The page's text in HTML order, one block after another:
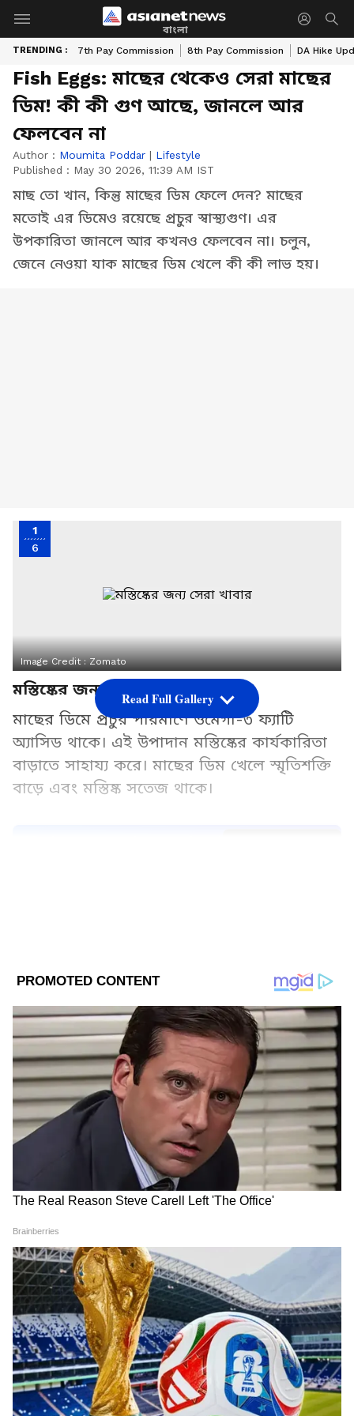
বাংলা
TRENDING : 7th Pay Commission 8th Pay Commission DA Hike
Fish Eggs: মাছের থেকেও সেরা মাছের
ডিম! কী কী গুণ আছে, জানলে আর
ফেলবেন না
Author : Moumita Poddar | Lifestyle
Published : May 30 2026, 11:39 AM IST
মাছ তো খান, কিন্তু মাছের ডিম ফেলে দেন? মাছের
মতোই এর ডিমেও রয়েছে প্রচুর স্বাস্থ্যগুণ। এর
উপকারিতা জানলে আর কখনও ফেলবেন না। চলুন,
জেনে নেওয়া যাক মাছের ডিম খেলে কী কী লাভ হয়।
1
6
Image Credit :Zomato
মস্তিষ্কের জন্য সেরা খাবার
মাছের ডিমে প্রচুর পরিমাণে ওমেগা-৩ ফ্যাটি
অ্যাসিড থাকে। এই উপাদান মস্তিষ্কের কার্যকারিতা
বাড়াতে সাহায্য করে। মাছের ডিম খেলে স্মৃতিশক্তি
বাড়ে এবং মস্তিষ্ক সতেজ থাকে।
চোখের স্বাস্থ্য ভাল রাখে
শরীরে ওমেগা-৩ ফ্যাটি অ্যাসিডের পরিমাণ কমে
গেলে দৃষ্টিশক্তির সমস্যা হতে পারে। নিয়মিত মাছের
ডিম খেলে চোখের স্বাস্থ্য উন্নত হয় এবং দৃষ্টিশক্তি
Read Full Gallery